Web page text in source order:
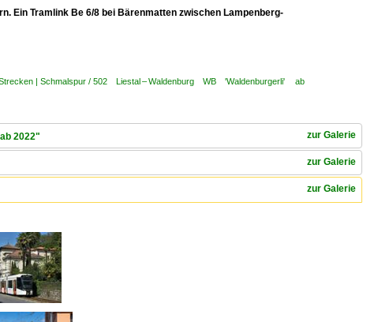
Ein Tramlink Be 6/8 bei Bärenmatten zwischen Lampenberg-
| Schmalspur / 502 Liestal – Waldenburg WB 'Waldenburgerli' ab
zur Galerie
2022"
zur Galerie
zur Galerie